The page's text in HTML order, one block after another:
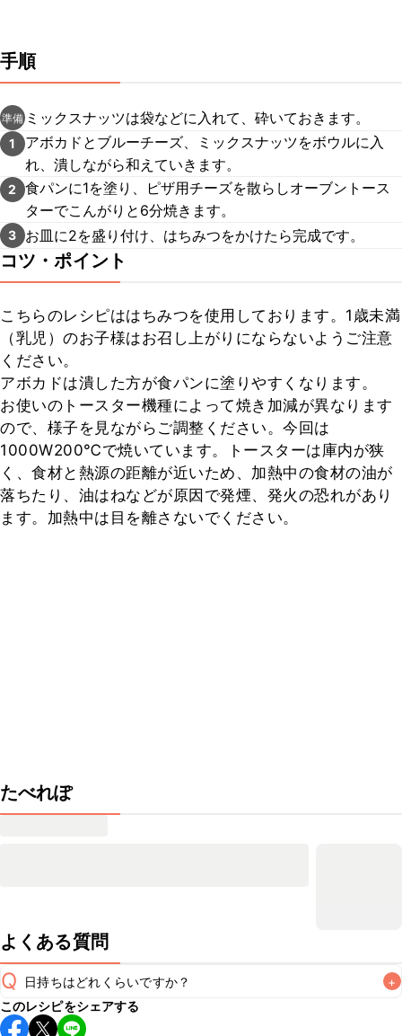
手順
準備 ミックスナッツは袋などに入れて、砕いておきます。
1
アボカドとブルーチーズ、ミックスナッツをボウルに入
れ、潰しながら和えていきます。
2
食パンに1を塗り、ピザ用チーズを散らしオーブントース
ターでこんがりと6分焼きます。
3 お皿に2を盛り付け、はちみつをかけたら完成です。
コツ・ポイント
こちらのレシピははちみつを使用しております。1歳未満
（乳児）のお子様はお召し上がりにならないようご注意
ください。
アボカドは潰した方が食パンに塗りやすくなります。
お使いのトースター機種によって焼き加減が異なります
ので、様子を見ながらご調整ください。今回は
1000W200℃で焼いています。トースターは庫内が狭
く、食材と熱源の距離が近いため、加熱中の食材の油が
落ちたり、油はねなどが原因で発煙、発火の恐れがあり
ます。加熱中は目を離さないでください。
たべれぽ
よくある質問
Q 日持ちはどれくらいですか？ +
保存期間は冷蔵で当日中が目安です。なるべくお早めにお召
このレシピをシェアする